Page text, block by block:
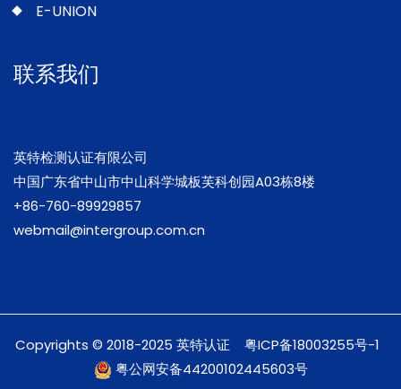
E-UNION
联系我们
英特检测认证有限公司
中国广东省中山市中山科学城板芙科创园A03栋8楼
+86-760-89929857
webmail@intergroup.com.cn
Copyrights © 2018-2025 英特认证
粤ICP备18003255号-1
粤公网安备44200102445603号